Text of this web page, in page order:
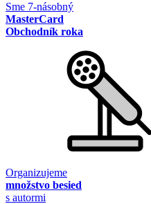
Sme 7-násobný
MasterCard
Obchodník roka
Organizujeme
množstvo besied
s autormi